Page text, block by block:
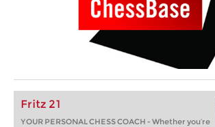
Fritz 21
YOUR PERSONAL CHESS COACH - Whether you’re